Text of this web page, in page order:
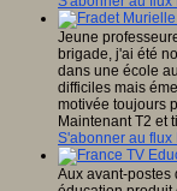
Jeune
brigade, j'ai été
dans une école
difficiles mais
motivée toujours
Maintenant T2 et
S'abonner au flux
Aux avant-postes